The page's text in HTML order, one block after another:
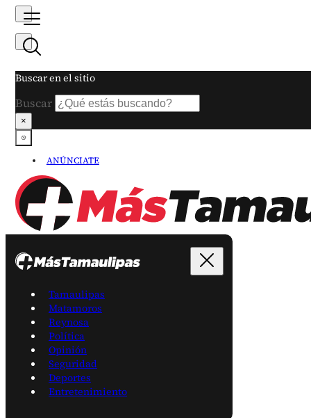
Buscar en el sitio
Buscar
×
ANÚNCIATE
Tamaulipas
Matamoros
Reynosa
Política
Opinión
Seguridad
Deportes
Entretenimiento